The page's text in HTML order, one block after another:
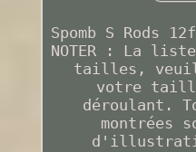
Spomb S Rods
NOTER : La
tailles,
votre
déroulant.
montrées